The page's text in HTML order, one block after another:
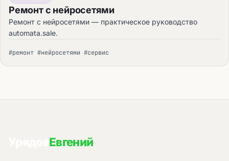
Ремонт с нейросетями
Ремонт с нейросетями — практическое руководство
automata.sale.
#ремонт #нейросетями #сервис
Евгений